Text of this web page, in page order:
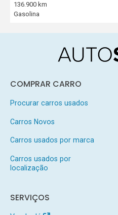
136.900 km
Gasolina
COMPRAR CARRO
Procurar carros usados
Carros Novos
Carros usados por marca
Carros usados por
localização
SERVIÇOS